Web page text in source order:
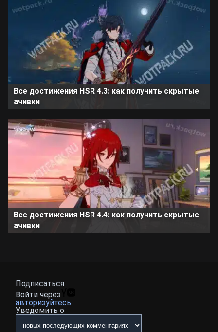
Все достижения HSR 4.3: как получить скрытые
ачивки
Все достижения HSR 4.4: как получить скрытые
ачивки
Подписаться
Войти через
авторизуйтесь
Уведомить о